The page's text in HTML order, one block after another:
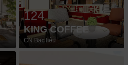
124
KING COFFEE
CN Bạc liêu